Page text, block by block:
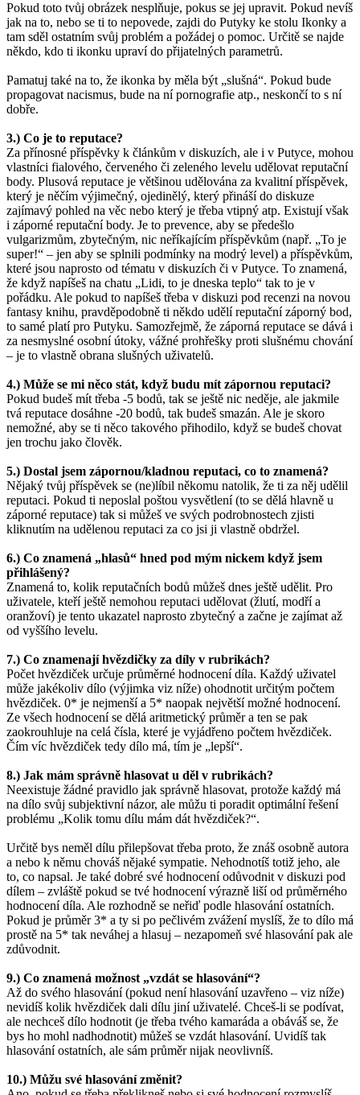
Pokud toto tvůj obrázek nesplňuje, pokus se jej upravit. Pokud nevíš
jak na to, nebo se ti to nepovede, zajdi do Putyky ke stolu Ikonky a
tam sděl ostatním svůj problém a požádej o pomoc. Určitě se najde
někdo, kdo ti ikonku upraví do přijatelných parametrů.
Pamatuj také na to, že ikonka by měla být „slušná“. Pokud bude
propagovat nacismus, bude na ní pornografie atp., neskončí to s ní
dobře.
3.) Co je to reputace?
Za přínosné příspěvky k článkům v diskuzích, ale i v Putyce, mohou
vlastníci fialového, červeného či zeleného levelu udělovat reputační
body. Plusová reputace je většinou udělována za kvalitní příspěvek,
který je něčím výjimečný, ojedinělý, který přináší do diskuze
zajímavý pohled na věc nebo který je třeba vtipný atp. Existují však
i záporné reputační body. Je to prevence, aby se předešlo
vulgarizmům, zbytečným, nic neříkajícím příspěvkům (např. „To je
super!“ – jen aby se splnili podmínky na modrý level) a příspěvkům,
které jsou naprosto od tématu v diskuzích či v Putyce. To znamená,
že když napíšeš na chatu „Lidi, to je dneska teplo“ tak to je v
pořádku. Ale pokud to napíšeš třeba v diskuzi pod recenzi na novou
fantasy knihu, pravděpodobně ti někdo udělí reputační záporný bod,
to samé platí pro Putyku. Samozřejmě, že záporná reputace se dává i
za nesmyslné osobní útoky, vážné prohřešky proti slušnému chování
– je to vlastně obrana slušných uživatelů.
4.) Může se mi něco stát, když budu mít zápornou reputaci?
Pokud budeš mít třeba -5 bodů, tak se ještě nic neděje, ale jakmile
tvá reputace dosáhne -20 bodů, tak budeš smazán. Ale je skoro
nemožné, aby se ti něco takového přihodilo, když se budeš chovat
jen trochu jako člověk.
5.) Dostal jsem zápornou/kladnou reputaci, co to znamená?
Nějaký tvůj příspěvek se (ne)líbil někomu natolik, že ti za něj udělil
reputaci. Pokud ti neposlal poštou vysvětlení (to se dělá hlavně u
záporné reputace) tak si můžeš ve svých podrobnostech zjisti
kliknutím na udělenou reputaci za co jsi ji vlastně obdržel.
6.) Co znamená „hlasů“ hned pod mým nickem když jsem
přihlášený?
Znamená to, kolik reputačních bodů můžeš dnes ještě udělit. Pro
uživatele, kteří ještě nemohou reputaci udělovat (žlutí, modří a
oranžoví) je tento ukazatel naprosto zbytečný a začne je zajímat až
od vyššího levelu.
7.) Co znamenají hvězdičky za díly v rubrikách?
Počet hvězdiček určuje průměrné hodnocení díla. Každý uživatel
může jakékoliv dílo (výjimka viz níže) ohodnotit určitým počtem
hvězdiček. 0* je nejmenší a 5* naopak největší možné hodnocení.
Ze všech hodnocení se dělá aritmetický průměr a ten se pak
zaokrouhluje na celá čísla, které je vyjádřeno počtem hvězdiček.
Čím víc hvězdiček tedy dílo má, tím je „lepší“.
8.) Jak mám správně hlasovat u děl v rubrikách?
Neexistuje žádné pravidlo jak správně hlasovat, protože každý má
na dílo svůj subjektivní názor, ale můžu ti poradit optimální řešení
problému „Kolik tomu dílu mám dát hvězdiček?“.
Určitě bys neměl dílu přilepšovat třeba proto, že znáš osobně autora
a nebo k němu chováš nějaké sympatie. Nehodnotíš totiž jeho, ale
to, co napsal. Je také dobré své hodnocení odůvodnit v diskuzi pod
dílem – zvláště pokud se tvé hodnocení výrazně liší od průměrného
hodnocení díla. Ale rozhodně se neřiď podle hlasování ostatních.
Pokud je průměr 3* a ty si po pečlivém zvážení myslíš, že to dílo má
prostě na 5* tak neváhej a hlasuj – nezapomeň své hlasování pak ale
zdůvodnit.
9.) Co znamená možnost „vzdát se hlasování“?
Až do svého hlasování (pokud není hlasování uzavřeno – viz níže)
nevidíš kolik hvězdiček dali dílu jiní uživatelé. Chceš-li se podívat,
ale nechceš dílo hodnotit (je třeba tvého kamaráda a obáváš se, že
bys ho mohl nadhodnotit) můžeš se vzdát hlasování. Uvidíš tak
hlasování ostatních, ale sám průměr nijak neovlivníš.
10.) Můžu své hlasování změnit?